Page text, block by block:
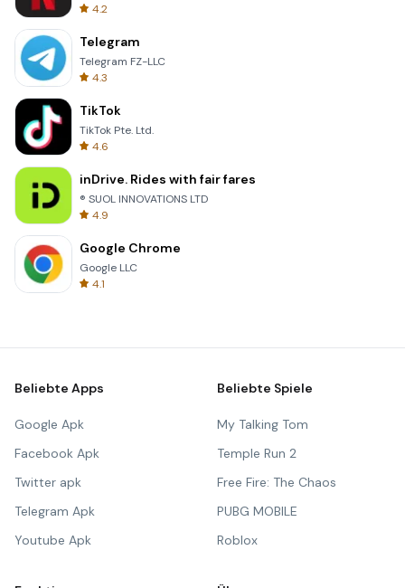
4.2
Telegram
Telegram FZ-LLC
4.3
TikTok
TikTok Pte. Ltd.
4.6
inDrive. Rides with fair fares
® SUOL INNOVATIONS LTD
4.9
Google Chrome
Google LLC
4.1
Beliebte Apps
Google Apk
Facebook Apk
Twitter apk
Telegram Apk
Youtube Apk
Beliebte Spiele
My Talking Tom
Temple Run 2
Free Fire: The Chaos
PUBG MOBILE
Roblox